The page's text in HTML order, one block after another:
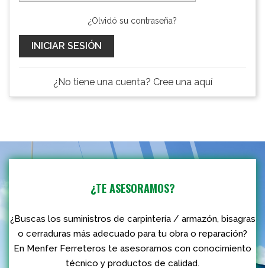
¿Olvidó su contraseña?
INICIAR SESIÓN
¿No tiene una cuenta? Cree una aquí
¿TE ASESORAMOS?
¿Buscas los suministros de carpintería / armazón, bisagras
o cerraduras más adecuado para tu obra o reparación?
En Menfer Ferreteros te asesoramos con conocimiento
técnico y productos de calidad.